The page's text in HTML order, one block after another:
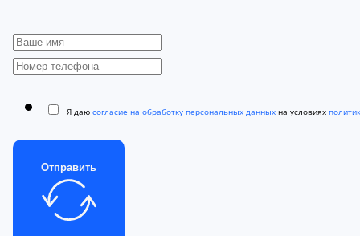
Я даю согласие на обработку персональных данных на условиях
Отправить